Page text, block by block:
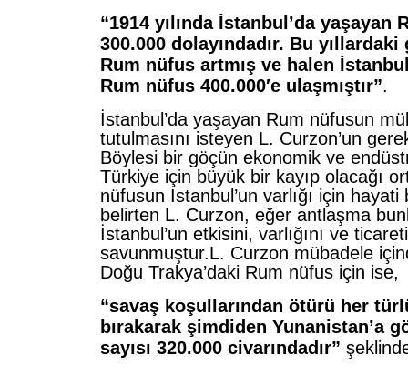
“1914 yılında İstanbul’da yaşayan
300.000 dolayındadır. Bu
Rum nüfus artmış ve halen
Rum nüfus 400.000′e ulaşmıştır”.
İstanbul’da yaşayan Rum nüfusun
tutulmasını isteyen L. Curzon’un
Böylesi bir göçün ekonomik ve
Türkiye için büyük bir kayıp olacağı
nüfusun İstanbul’un varlığı için hayati
belirten L. Curzon, eğer antlaşma
İstanbul’un etkisini, varlığını ve
savunmuştur.L. Curzon mübadele
Doğu Trakya’daki Rum nüfus için ise,
“savaş koşullarından ötürü her
bırakarak şimdiden Yunanistan’a
sayısı 320.000 civarındadır”